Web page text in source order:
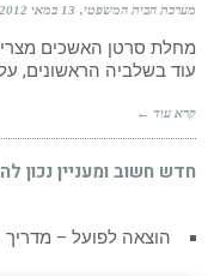
מערכת הבית המשפטי 13 במאי 2012
מחלת סרטן האשכים
עוד בשלביה הראשונים,
קרא עוד ←
חדש חשוב ומעניין נכון
הוצאה לפועל –